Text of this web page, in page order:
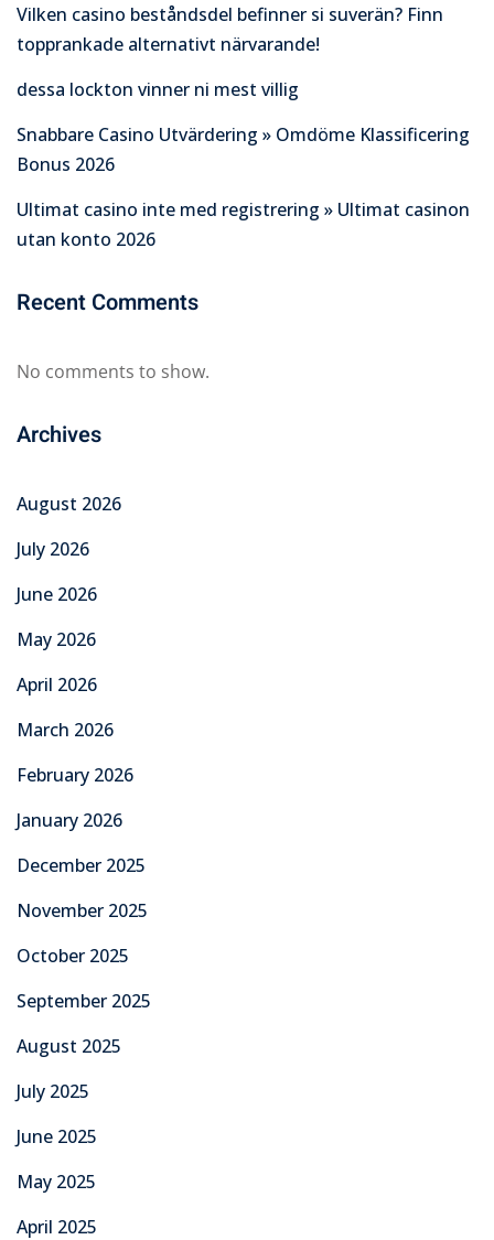
Vilken casino beståndsdel befinner si suverän? Finn
topprankade alternativt närvarande!
dessa lockton vinner ni mest villig
Snabbare Casino Utvärdering » Omdöme Klassificering
Bonus 2026
Ultimat casino inte med registrering » Ultimat casinon
utan konto 2026
Recent Comments
No comments to show.
Archives
August 2026
July 2026
June 2026
May 2026
April 2026
March 2026
February 2026
January 2026
December 2025
November 2025
October 2025
September 2025
August 2025
July 2025
June 2025
May 2025
April 2025